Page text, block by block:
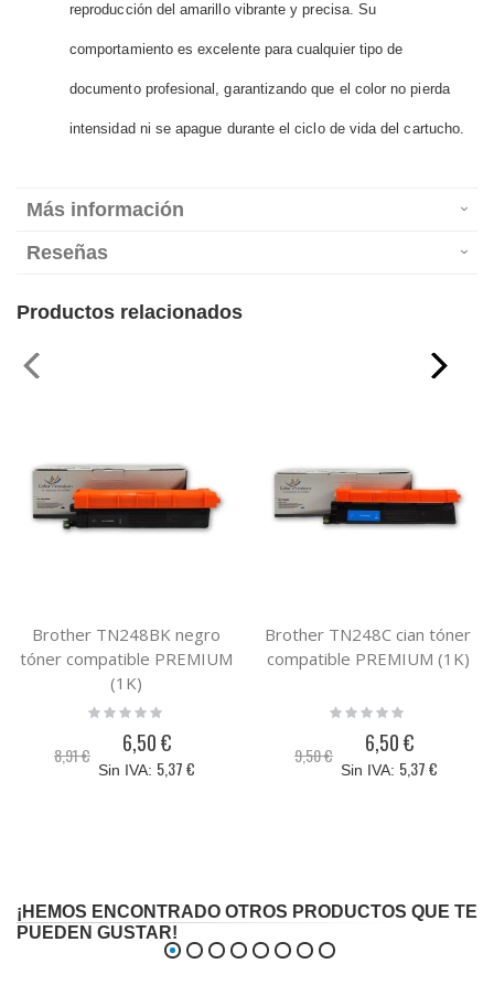
reproducción del amarillo vibrante y precisa. Su
comportamiento es excelente para cualquier tipo de
documento profesional, garantizando que el color no pierda
intensidad ni se apague durante el ciclo de vida del cartucho.
Más información
Reseñas
Productos relacionados
Brother TN248BK negro
tóner compatible PREMIUM
(1K)
Rating:
8,91 €
Precio
especial
6,50 €
5,37 €
Brother TN248C cian tóner
compatible PREMIUM (1K)
Rating:
9,50 €
Precio
especial
6,50 €
5,37 €
¡HEMOS ENCONTRADO OTROS PRODUCTOS QUE TE
PUEDEN GUSTAR!